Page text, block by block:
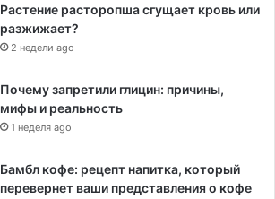
Растение расторопша сгущает кровь или
разжижает?
2 недели ago
Почему запретили глицин: причины,
мифы и реальность
1 неделя ago
Бамбл кофе: рецепт напитка, который
перевернет ваши представления о кофе